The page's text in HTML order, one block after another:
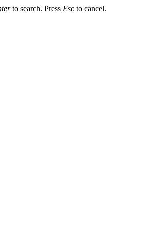
to search. Press Esc to cancel.